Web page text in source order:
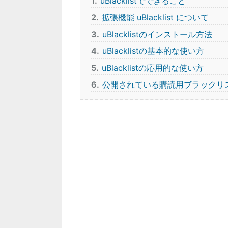
2 拡張機能 uBlacklist について
3
uBlacklistのインストール方法
4
uBlacklistの基本的な使い方
5 uBlacklistの応用的な使い方
6 公開されている購読用ブラックリ